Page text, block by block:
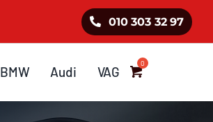
010 303 32 97
BMW Audi VAG